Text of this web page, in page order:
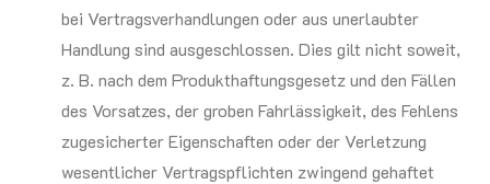
bei Vertragsverhandlungen oder aus unerlaubter
Handlung sind ausgeschlossen. Dies gilt nicht soweit,
z. B. nach dem Produkthaftungsgesetz und den Fällen
des Vorsatzes, der groben Fahrlässigkeit, des Fehlens
zugesicherter Eigenschaften oder der Verletzung
wesentlicher Vertragspflichten zwingend gehaftet